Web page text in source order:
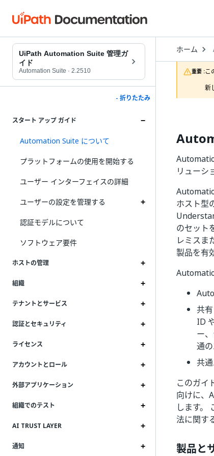
UiPath Automation Suite 管理ガ
イド
Automation Suite · 2.2510
- 折りたたみ
スタート アップ ガイド
Automation Suite について
プラットフォームの使用を開始する
ユーザー インターフェイスの詳細
ユーザーの設定を管理する
認証モデルについて
ソフトウェア要件
ホストの管理
組織
テナントとサービス
認証とセキュリティ
ライセンス
アカウントとロール
外部アプリケーション
組織でのテスト
AI TRUST LAYER
通知
ホーム
重要 :こ
新
リューシ
ホスト型
のセット
レミスま
製品を有
共
ID
ー
通
共
このガイ
向けに、
します。
法に関す
製品と